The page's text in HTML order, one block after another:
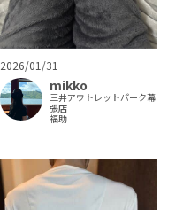
2026/01/31
mikko
三井アウトレットパーク幕
張店
福助